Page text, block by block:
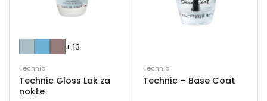
+ 13
Technic
Technic Gloss Lak za
nokte
Technic
Technic – Base Coat